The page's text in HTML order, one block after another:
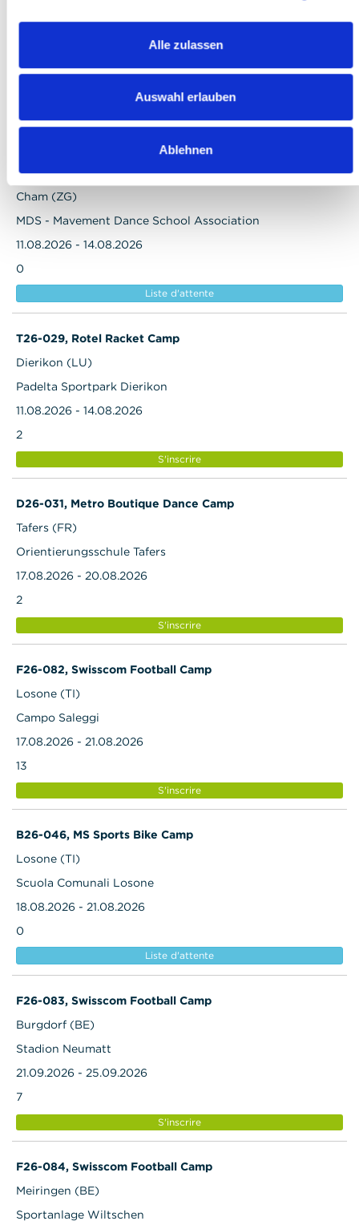
Alle zulassen
Auswahl erlauben
Ablehnen
11.08.2026 - 14.08.2026
Liste d'attente
D26-030, Metro Boutique Dance Camp
Cham (ZG)
MDS - Mavement Dance School Association
11.08.2026 - 14.08.2026
0
Liste d'attente
T26-029, Rotel Racket Camp
Dierikon (LU)
Padelta Sportpark Dierikon
11.08.2026 - 14.08.2026
2
S'inscrire
D26-031, Metro Boutique Dance Camp
Tafers (FR)
Orientierungsschule Tafers
17.08.2026 - 20.08.2026
2
S'inscrire
F26-082, Swisscom Football Camp
Losone (TI)
Campo Saleggi
17.08.2026 - 21.08.2026
13
S'inscrire
B26-046, MS Sports Bike Camp
Losone (TI)
Scuola Comunali Losone
18.08.2026 - 21.08.2026
0
Liste d'attente
F26-083, Swisscom Football Camp
Burgdorf (BE)
Stadion Neumatt
21.09.2026 - 25.09.2026
7
S'inscrire
F26-084, Swisscom Football Camp
Meiringen (BE)
Sportanlage Wiltschen